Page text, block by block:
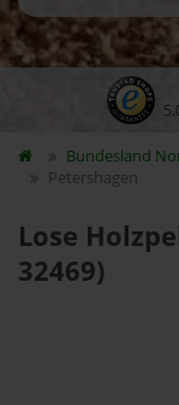
Bundesland
Petershagen
Lose
32469)